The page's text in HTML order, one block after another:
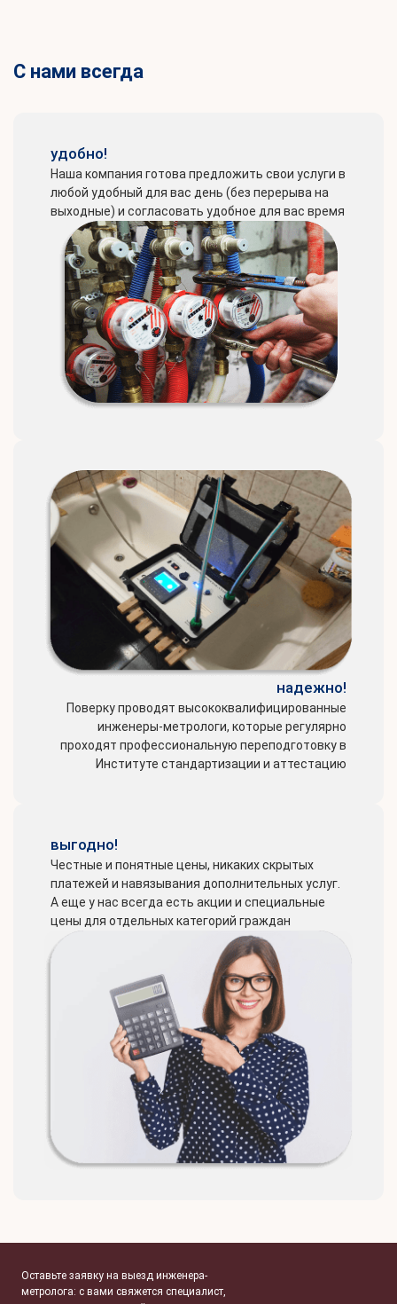
С нами всегда
удобно!
Наша компания готова предложить свои услуги в
любой удобный для вас день (без перерыва на
выходные) и согласовать удобное для вас время
надежно!
Поверку проводят высококвалифицированные
инженеры-метрологи, которые регулярно
проходят профессиональную переподготовку в
Институте стандартизации и аттестацию
выгодно!
Честные и понятные цены, никаких скрытых
платежей и навязывания дополнительных услуг.
А еще у нас всегда есть акции и специальные
цены для отдельных категорий граждан
Оставьте заявку на выезд инженера-
метролога: с вами свяжется специалист,